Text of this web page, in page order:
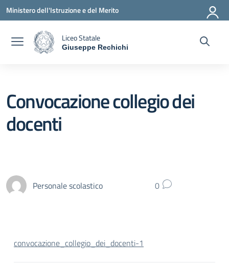
Vai ai contenuti
Vai al menu di navigazione
Vai al footer
Ministero dell'Istruzione e del Merito
Liceo Statale
Giuseppe Rechichi
Convocazione collegio dei
docenti
Personale scolastico 0
convocazione_collegio_dei_docenti-1